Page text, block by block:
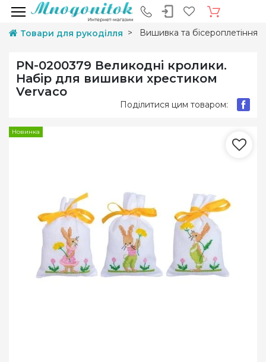
Товари для рукоділля Вишивка та бісероплетіння
PN-0200379 Великодні кролики.
Набір для вишивки хрестиком
Vervaco
Поділитися цим товаром:
Новинка